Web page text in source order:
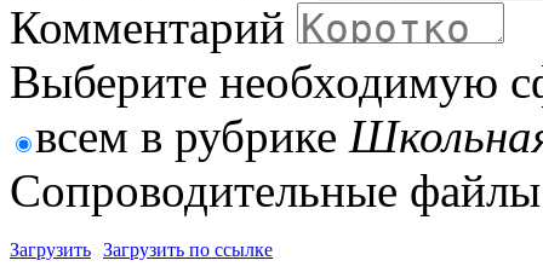
Комментарий
Выберите необходимую
всем в рубрике
Сопроводительные
Загрузить Загрузить по ссылке